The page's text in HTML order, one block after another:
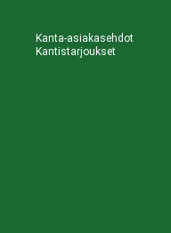
Kanta-asiakasehdot
Kantistarjoukset